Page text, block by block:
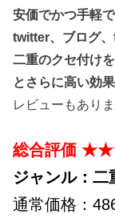
安価でかつ手軽
twitter、ブログ
二重のクセ付け
とさらに高い効
レビューもあり
総合評価
ジャンル：二
通常価格：